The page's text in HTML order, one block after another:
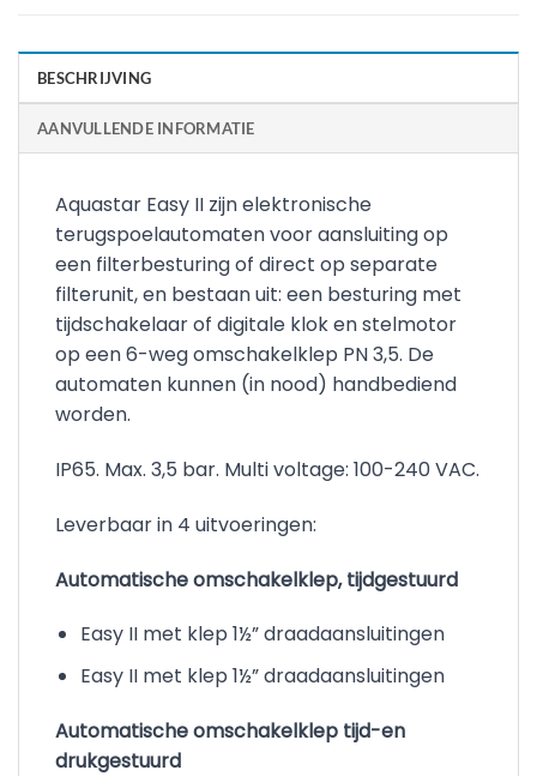
BESCHRIJVING
AANVULLENDE INFORMATIE
Aquastar Easy II zijn elektronische
terugspoelautomaten voor aansluiting op
een filterbesturing of direct op separate
filterunit, en bestaan uit: een besturing met
tijdschakelaar of digitale klok en stelmotor
op een 6-weg omschakelklep PN 3,5. De
automaten kunnen (in nood) handbediend
worden.
IP65. Max. 3,5 bar. Multi voltage: 100-240 VAC.
Leverbaar in 4 uitvoeringen:
Automatische omschakelklep, tijdgestuurd
Easy II met klep 1½” draadaansluitingen
Easy II met klep 1½” draadaansluitingen
Automatische omschakelklep tijd-en
drukgestuurd